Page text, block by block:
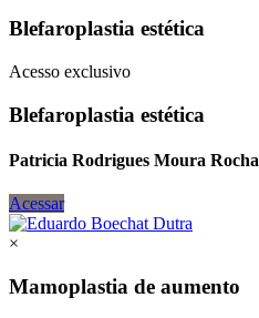
Blefaroplastia estética
Acesso exclusivo
Blefaroplastia estética
Patricia Rodrigues Moura Rocha
Acessar
×
Mamoplastia de aumento